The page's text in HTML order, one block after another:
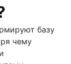
базу
чему